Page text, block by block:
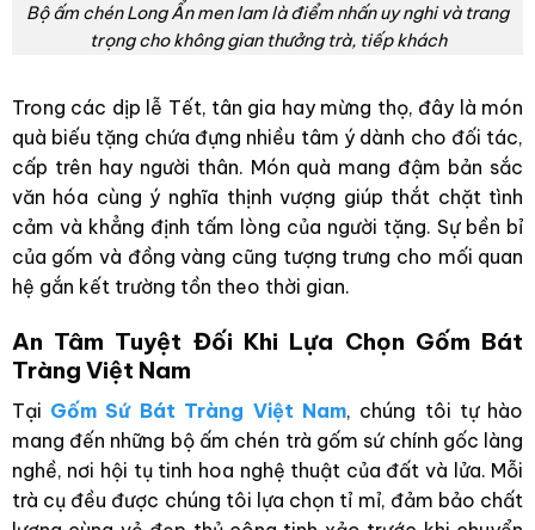
Bộ ấm chén Long Ẩn men lam là điểm nhấn uy nghi và trang
trọng cho không gian thưởng trà, tiếp khách
Trong các dịp lễ Tết, tân gia hay mừng thọ, đây là món
quà biếu tặng chứa đựng nhiều tâm ý dành cho đối tác,
cấp trên hay người thân. Món quà mang đậm bản sắc
văn hóa cùng ý nghĩa thịnh vượng giúp thắt chặt tình
cảm và khẳng định tấm lòng của người tặng. Sự bền bỉ
của gốm và đồng vàng cũng tượng trưng cho mối quan
hệ gắn kết trường tồn theo thời gian.
An Tâm Tuyệt Đối Khi Lựa Chọn Gốm Bát
Tràng Việt Nam
Tại Gốm Sứ Bát Tràng Việt Nam, chúng tôi tự hào
mang đến những bộ ấm chén trà gốm sứ chính gốc làng
nghề, nơi hội tụ tinh hoa nghệ thuật của đất và lửa. Mỗi
trà cụ đều được chúng tôi lựa chọn tỉ mỉ, đảm bảo chất